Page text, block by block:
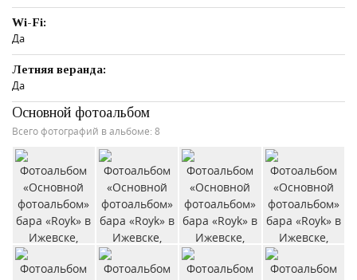
Wi-Fi:
Да
Летняя веранда:
Да
Основной фотоальбом
Всего фотографий в альбоме: 8